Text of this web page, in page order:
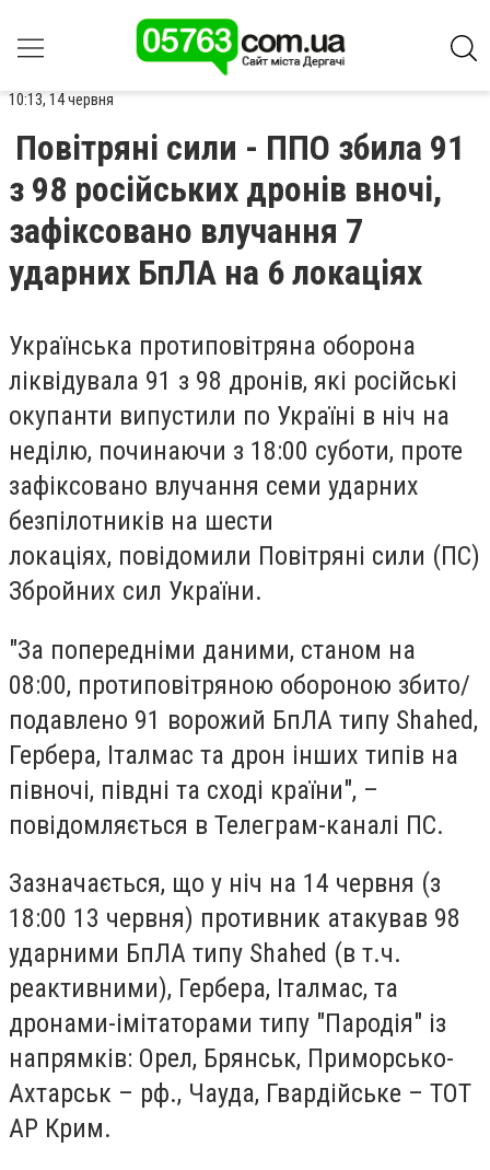
10:13, 14 червня
Повітряні сили - ППО збила 91
з 98 російських дронів вночі,
зафіксовано влучання 7
ударних БпЛА на 6 локаціях
Українська протиповітряна оборона
ліквідувала 91 з 98 дронів, які російські
окупанти випустили по Україні в ніч на
неділю, починаючи з 18:00 суботи, проте
зафіксовано влучання семи ударних
безпілотників на шести
локаціях, повідомили Повітряні сили (ПС)
Збройних сил України.
"За попередніми даними, станом на
08:00, протиповітряною обороною збито/
подавлено 91 ворожий БпЛА типу Shahed,
Гербера, Італмас та дрон інших типів на
півночі, півдні та сході країни", –
повідомляється в Телеграм-каналі ПС.
Зазначається, що у ніч на 14 червня (з
18:00 13 червня) противник атакував 98
ударними БпЛА типу Shahed (в т.ч.
реактивними), Гербера, Італмас, та
дронами-імітаторами типу "Пародія" із
напрямків: Орел, Брянськ, Приморсько-
Ахтарськ – рф., Чауда, Гвардійське – ТОТ
АР Крим.